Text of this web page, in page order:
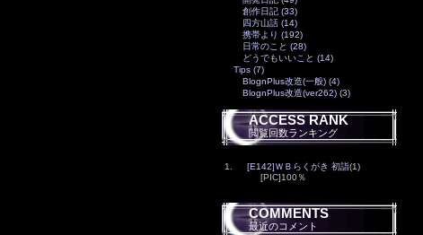
創作日記 (33)
四方山話 (14)
携帯より (192)
日常のこと (28)
どうでもいいこと (14)
Tips (7)
BlognPlus改造(一般) (4)
BlognPlus改造(ver262) (3)
ACCESS RANK
閲覧回数ランキング
1. [E142]ＷＢらくがき 初詣(1)
[PIC]100％
COMMENTS
最近のコメント